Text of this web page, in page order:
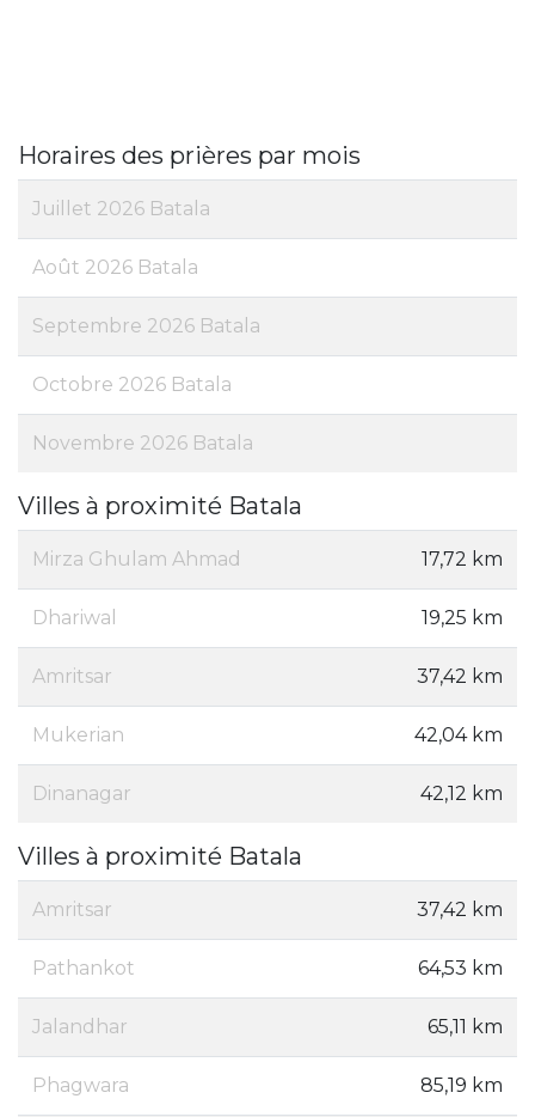
Horaires des prières par mois
Juillet 2026 Batala
Août 2026 Batala
Septembre 2026 Batala
Octobre 2026 Batala
Novembre 2026 Batala
Villes à proximité Batala
Mirza Ghulam Ahmad 17,72 km
Dhariwal 19,25 km
Amritsar 37,42 km
Mukerian 42,04 km
Dinanagar 42,12 km
Villes à proximité Batala
Amritsar 37,42 km
Pathankot 64,53 km
Jalandhar 65,11 km
Phagwara 85,19 km